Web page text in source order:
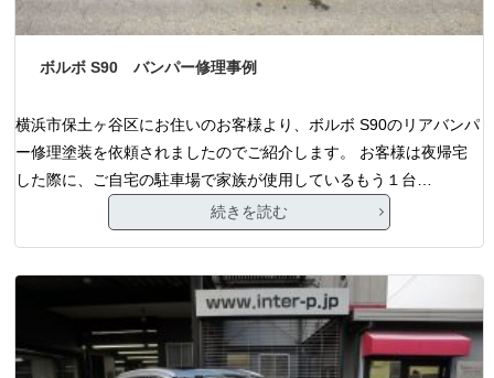
ボルボ S90 バンパー修理事例
横浜市保土ヶ谷区にお住いのお客様より、ボルボ S90のリアバンパ
ー修理塗装を依頼されましたのでご紹介します。 お客様は夜帰宅
した際に、ご自宅の駐車場で家族が使用しているもう１台…
続きを読む